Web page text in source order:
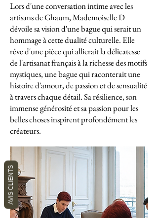
Lors d'une conversation intime avec les
artisans de Ghaum, Mademoiselle D
dévoile sa vision d'une bague qui serait un
hommage à cette dualité culturelle. Elle
rêve d'une pièce qui allierait la délicatesse
de l'artisanat français à la richesse des motifs
mystiques, une bague qui raconterait une
histoire d'amour, de passion et de sensualité
à travers chaque détail. Sa résilience, son
immense générosité et sa passion pour les
belles choses inspirent profondément les
créateurs.
AVIS CLIENTS